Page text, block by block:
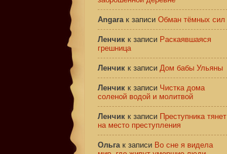
Angaraк записи Обман тёмных сил
Ленчик к записи Раскаявшаяся
грешница
Ленчик к записи Дом бабы Ульяны
Ленчик к записи Чистка дома
соленой водой и молитвой
Ленчик к записи Преступника тянет
на место преступления
Ольгак записи Во сне я видела